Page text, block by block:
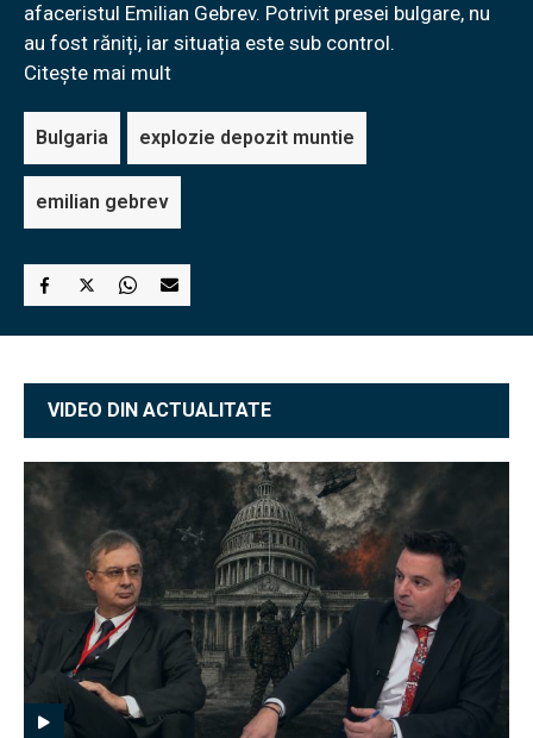
afaceristul Emilian Gebrev. Potrivit presei bulgare, nu
au fost răniți, iar situația este sub control.
Citește mai mult
Bulgaria explozie depozit muntie
emilian gebrev
VIDEO DIN ACTUALITATE